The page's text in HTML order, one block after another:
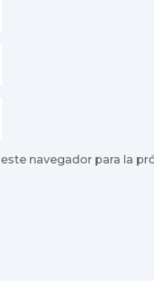
navegador para la